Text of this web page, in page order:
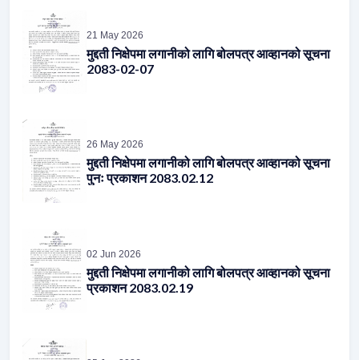
21 May 2026
मुद्दती निक्षेपमा लगानीको लागि बोलपत्र आव्हानको सूचना
2083-02-07
26 May 2026
मुद्दती निक्षेपमा लगानीको लागि बोलपत्र आव्हानको सूचना
पुनः प्रकाशन 2083.02.12
मुद्दती निक्षेपमा लगानीको लागि बोलपत्र आव्हानको सूचना
प्रकाशन 2083.02.19